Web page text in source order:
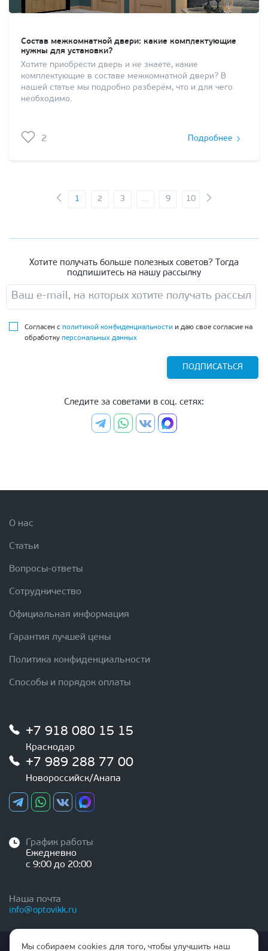
Состав межкомнатной двери: какие комплектующие
нужны для установки?
Хотите приобрести дверь и не знаете, какие
комплектующие в составе межкомнатной двери? В
нашей статье мы подробно разберём, что и для чего
необходимо.
2 Подробнее
1 2 3 ... 9 10
Хотите получать больше полезных советов? Тогда
подпишитесь на нашу рассылку
Согласен с политикой конфиденциальности и даю свое согласие на
обработку персональных данных
ПОДПИСАТЬСЯ
Следите за советами в соц. сетях:
О нас
Статьи
Вопросы-ответы
Сотрудничество
Официальная информация
Гарантия лучшей цены
Политика конфиденциальности
Способы и порядок оплаты
+7 918 080 15 15
Краснодар
+7 989 288 77 00
Новороссийск/Анапа
График работы
Ежедневно
с 9:00 до 20:00
Наша почта
info@optovikk.ru
Стоимость товаров и услуг, указанная на сайте,
Мы собираем cookies для того, чтобы улучшить наш